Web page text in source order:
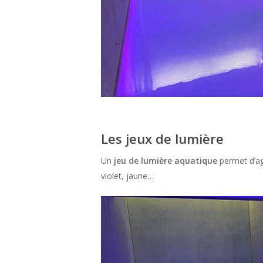
Les jeux de lumière
Un jeu de lumière aquatique permet
violet, jaune…